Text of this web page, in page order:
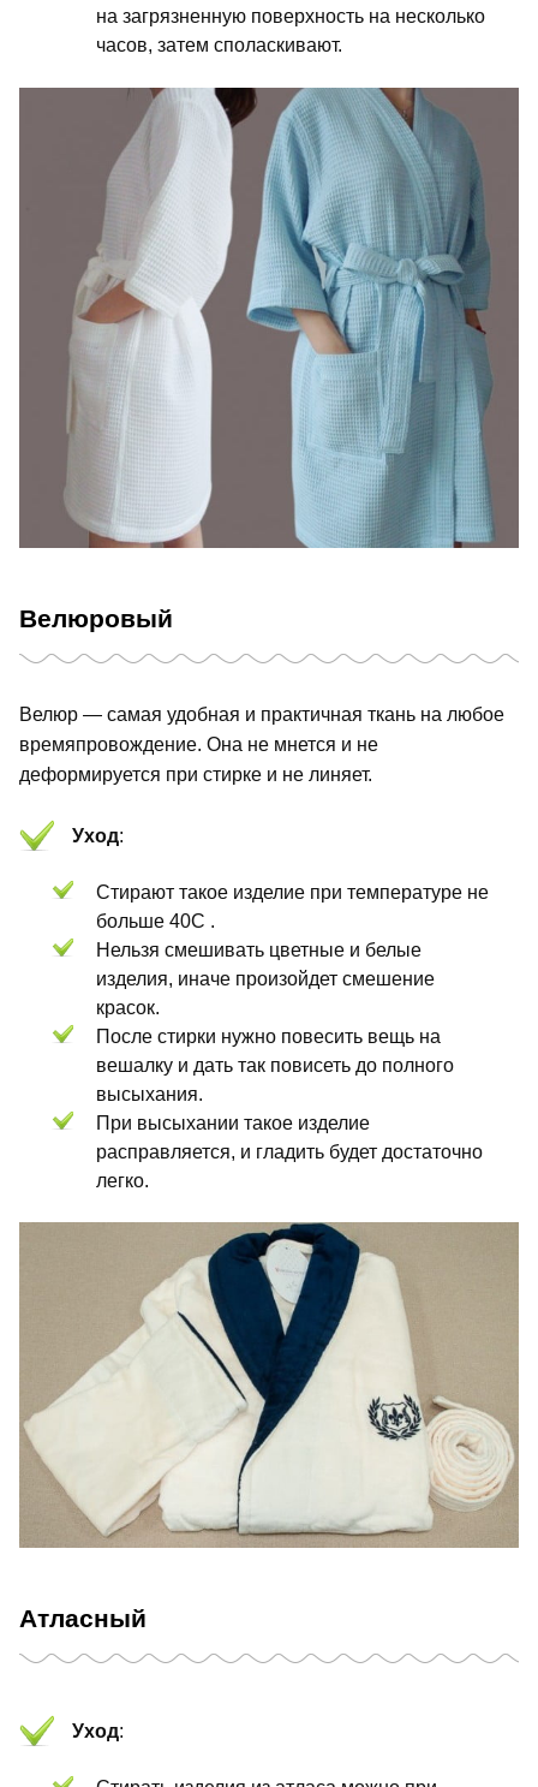
на загрязненную поверхность на несколько
часов, затем споласкивают.
Велюровый
Велюр — самая удобная и практичная ткань на любое
времяпровождение. Она не мнется и не
деформируется при стирке и не линяет.
Уход:
Стирают такое изделие при температуре не
больше 40С .
Нельзя смешивать цветные и белые
изделия, иначе произойдет смешение
красок.
После стирки нужно повесить вещь на
вешалку и дать так повисеть до полного
высыхания.
При высыхании такое изделие
расправляется, и гладить будет достаточно
легко.
Атласный
Уход: